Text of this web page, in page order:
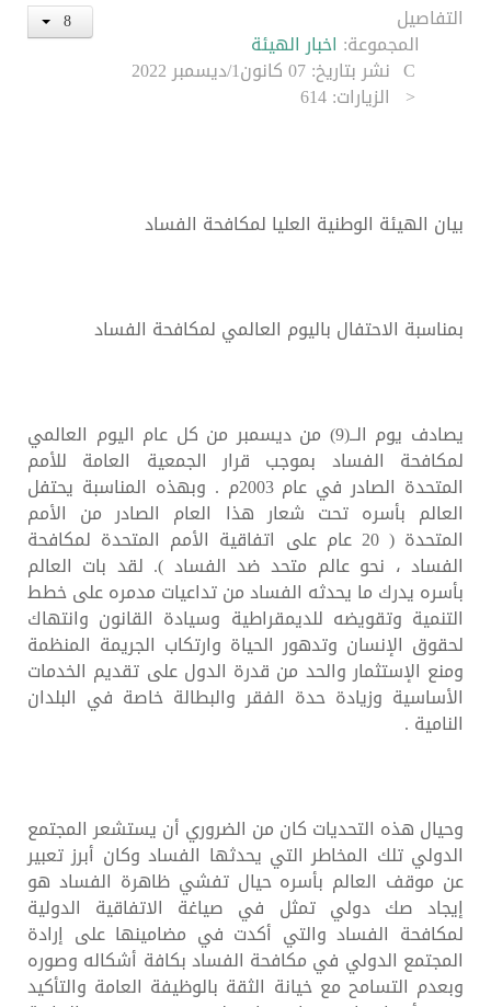
التفاصيل
المجموعة: اخبار الهيئة
نشر بتاريخ: 07 كانون1/ديسمبر 2022
الزيارات: 614
بيان الهيئة الوطنية العليا لمكافحة الفساد
بمناسبة الاحتفال باليوم العالمي لمكافحة الفساد
يصادف يوم الــ(9) من ديسمبر من كل عام اليوم العالمي
لمكافحة الفساد بموجب قرار الجمعية العامة للأمم
المتحدة الصادر في عام 2003م . وبهذه المناسبة يحتفل
العالم بأسره تحت شعار هذا العام الصادر من الأمم
المتحدة ( 20 عام على اتفاقية الأمم المتحدة لمكافحة
الفساد ، نحو عالم متحد ضد الفساد ). لقد بات العالم
بأسره يدرك ما يحدثه الفساد من تداعيات مدمره على خطط
التنمية وتقويضه للديمقراطية وسيادة القانون وانتهاك
لحقوق الإنسان وتدهور الحياة وارتكاب الجريمة المنظمة
ومنع الإستثمار والحد من قدرة الدول على تقديم الخدمات
الأساسية وزيادة حدة الفقر والبطالة خاصة في البلدان
النامية .
وحيال هذه التحديات كان من الضروري أن يستشعر المجتمع
الدولي تلك المخاطر التي يحدثها الفساد وكان أبرز تعبير
عن موقف العالم بأسره حيال تفشي ظاهرة الفساد هو
إيجاد صك دولي تمثل في صياغة الاتفاقية الدولية
لمكافحة الفساد والتي أكدت في مضامينها على إرادة
المجتمع الدولي في مكافحة الفساد بكافة أشكاله وصوره
وبعدم التسامح مع خيانة الثقة بالوظيفة العامة والتأكيد